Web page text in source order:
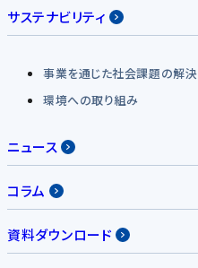
サステナビリティ
事業を通じた社会課題の解決
環境への取り組み
ニュース
コラム
資料ダウンロード